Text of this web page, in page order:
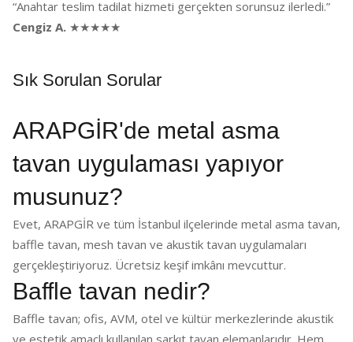
“Anahtar teslim tadilat hizmeti gerçekten sorunsuz ilerledi.”
Cengiz A. ★★★★★
Sık Sorulan Sorular
ARAPGİR'de metal asma
tavan uygulaması yapıyor
musunuz?
Evet, ARAPGİR ve tüm İstanbul ilçelerinde metal asma tavan,
baffle tavan, mesh tavan ve akustik tavan uygulamaları
gerçekleştiriyoruz. Ücretsiz keşif imkânı mevcuttur.
Baffle tavan nedir?
Baffle tavan; ofis, AVM, otel ve kültür merkezlerinde akustik
ve estetik amaçlı kullanılan sarkıt tavan elemanlarıdır. Hem